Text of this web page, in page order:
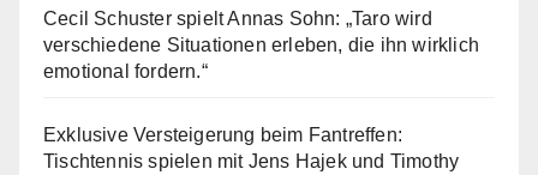
Cecil Schuster spielt Annas Sohn: „Taro wird
verschiedene Situationen erleben, die ihn wirklich
emotional fordern.“
Exklusive Versteigerung beim Fantreffen:
Tischtennis spielen mit Jens Hajek und Timothy